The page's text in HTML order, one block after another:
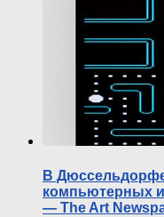
В
компьютерных
— The Art